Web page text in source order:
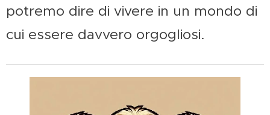
potremo dire di vivere in un mondo di
cui essere davvero orgogliosi.